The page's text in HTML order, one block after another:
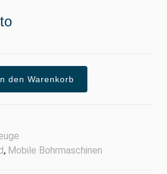
den Warenkorb
, Mobile Bohrmaschinen